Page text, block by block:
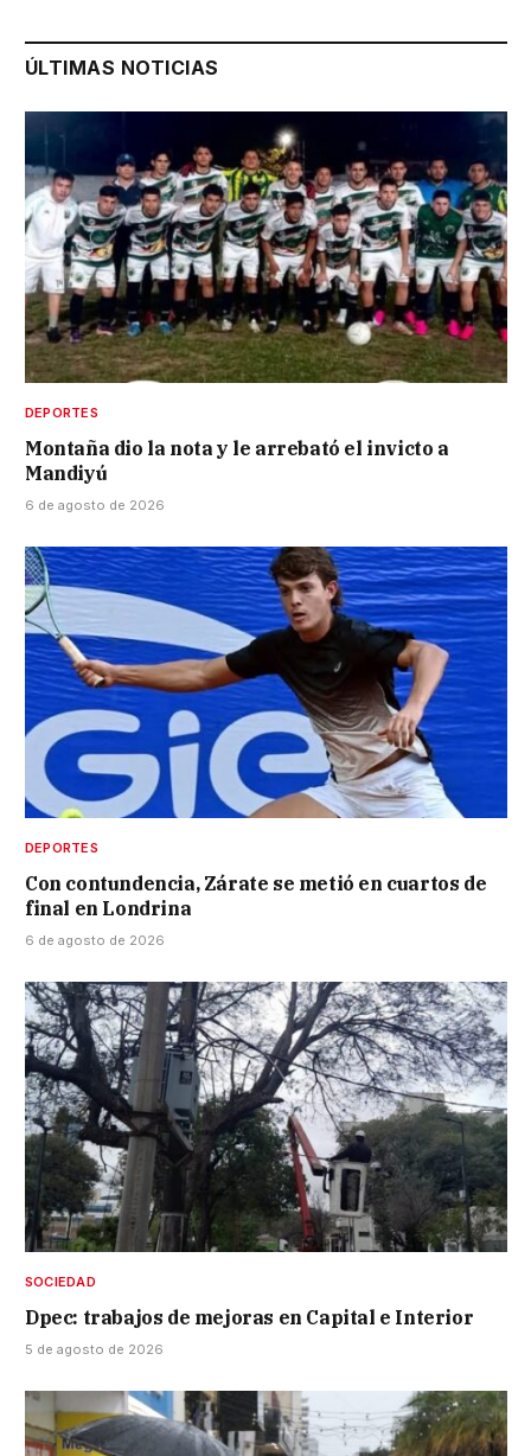
ÚLTIMAS NOTICIAS
DEPORTES
Montaña dio la nota y le arrebató el invicto a
Mandiyú
6 de agosto de 2026
DEPORTES
Con contundencia, Zárate se metió en cuartos de
final en Londrina
6 de agosto de 2026
SOCIEDAD
Dpec: trabajos de mejoras en Capital e Interior
5 de agosto de 2026